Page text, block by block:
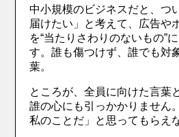
中小規模のビジネスだと、つ
届けたい」と考えて、広告や
を“当たりさわりのないもの”
す。誰も傷つけず、誰でも対
葉。
ところが、全員に向けた言葉
誰の心にも引っかかりません
私のことだ」と思ってもらえ